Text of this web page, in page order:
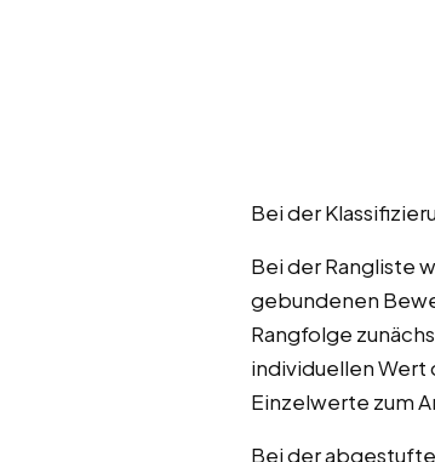
Bei der
Bei der Rangliste
gebundenen
Rangfolge
individuellen Wert
Einzelwerte zum
Bei der